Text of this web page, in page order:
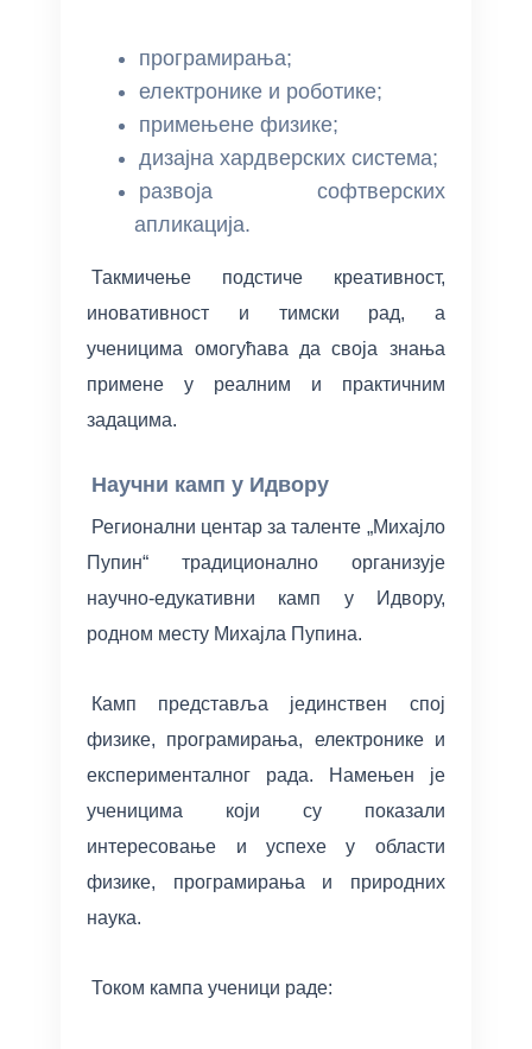
програмирања;
електронике и роботике;
примењене физике;
дизајна хардверских система;
развоја софтверских
апликација.
Такмичење подстиче креативност,
иновативност и тимски рад, а
ученицима омогућава да своја знања
примене у реалним и практичним
задацима.
Научни камп у Идвору
Регионални центар за таленте „Михајло
Пупин“ традиционално организује
научно-едукативни камп у Идвору,
родном месту Михајла Пупина.
Камп представља јединствен спој
физике, програмирања, електронике и
експерименталног рада. Намењен је
ученицима који су показали
интересовање и успехе у области
физике, програмирања и природних
наука.
Током кампа ученици раде: